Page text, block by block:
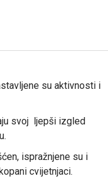
su aktivnosti i
svoj ljepši izgled
ispražnjene su i
cvijetnjaci.